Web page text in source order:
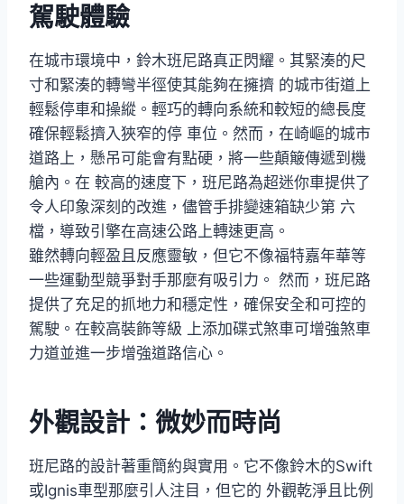
駕駛體驗
在城市環境中，鈴木班尼路真正閃耀。其緊湊的尺
寸和緊湊的轉彎半徑使其能夠在擁擠 的城市街道上
輕鬆停車和操縱。輕巧的轉向系統和較短的總長度
確保輕鬆擠入狹窄的停 車位。然而，在崎嶇的城市
道路上，懸吊可能會有點硬，將一些顛簸傳遞到機
艙內。在 較高的速度下，班尼路為超迷你車提供了
令人印象深刻的改進，儘管手排變速箱缺少第 六
檔，導致引擎在高速公路上轉速更高。
雖然轉向輕盈且反應靈敏，但它不像福特嘉年華等
一些運動型競爭對手那麼有吸引力。 然而，班尼路
提供了充足的抓地力和穩定性，確保安全和可控的
駕駛。在較高裝飾等級 上添加碟式煞車可增強煞車
力道並進一步增強道路信心。
外觀設計：微妙而時尚
班尼路的設計著重簡約與實用。它不像鈴木的Swift
或Ignis車型那麼引人注目，但它的 外觀乾淨且比例